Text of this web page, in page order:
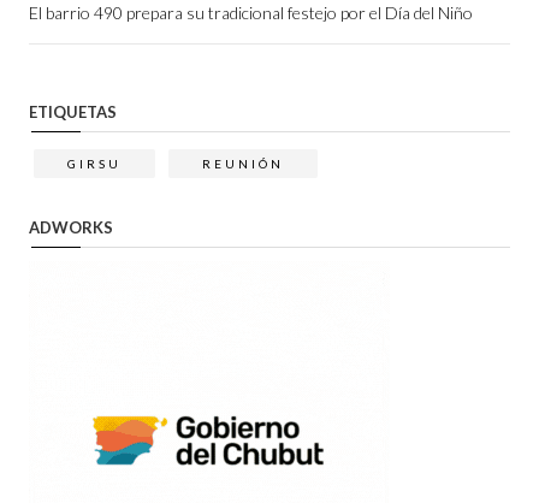
El barrio 490 prepara su tradicional festejo por el Día del Niño
ETIQUETAS
GIRSU REUNIÓN
ADWORKS